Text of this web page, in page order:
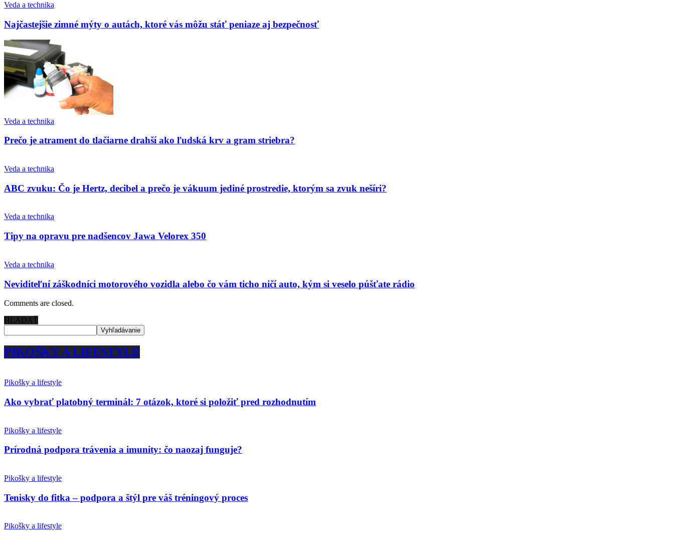
Veda a technika
Najčastejšie zimné mýty o autách, ktoré vás môžu stáť peniaze aj bezpečnosť
Veda a technika
Prečo je atrament do tlačiarne drahší ako ľudská krv a gram striebra?
Veda a technika
ABC zvuku: Čo je Hertz, decibel a prečo je vákuum jediné prostredie, ktorým sa zvuk nešíri?
Veda a technika
Tipy na opravu pre nadšencov Jawa Velorex 350
Veda a technika
Neviditeľní záškodníci motorového vozidla alebo čo vám ticho ničí auto, kým si veselo púšťate rádio
Comments are closed.
HĽADAŤ
PIKOŠKY A LIFESTYLE
Pikošky a lifestyle
Ako vybrať platobný terminál: 7 otázok, ktoré si položiť pred rozhodnutím
Pikošky a lifestyle
Prírodná podpora trávenia a imunity: čo naozaj funguje?
Pikošky a lifestyle
Tenisky do fitka – podpora a štýl pre váš tréningový proces
Pikošky a lifestyle